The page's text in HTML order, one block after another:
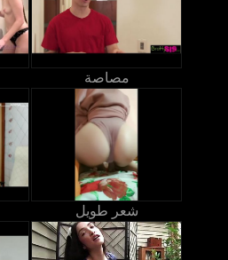
مصاصة
شعر طويل